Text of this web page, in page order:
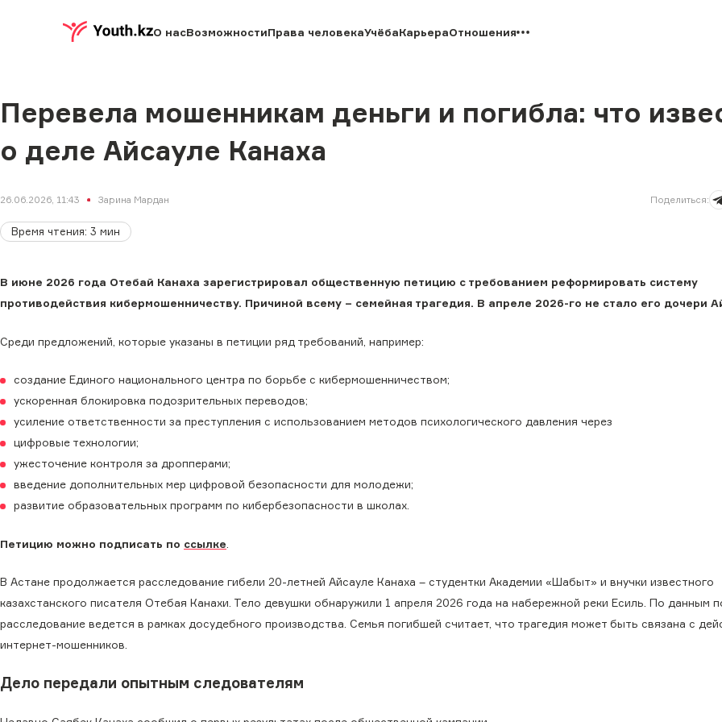
О насВозможностиПрава человекаУчёбаКарьераОтношения
Перевела мошенникам деньги и погибла: что
о деле Айсауле Канаха
26.06.2026, 11:43 Зарина Мардан Поделиться:
Время чтения: 3 мин
В июне 2026 года Отебай Канаха зарегистрировал общественную петицию с требованием реформировать систему
противодействия кибермошенничеству. Причиной всему – семейная трагедия. В апреле 2026-го не стало его дочери
Среди предложений, которые указаны в петиции ряд требований, например:
создание Единого национального центра по борьбе с кибермошенничеством;
ускоренная блокировка подозрительных переводов;
усиление ответственности за преступления с использованием методов психологического давления через
цифровые технологии;
ужесточение контроля за дропперами;
введение дополнительных мер цифровой безопасности для молодежи;
развитие образовательных программ по кибербезопасности в школах.
Петицию можно подписать по ссылке
В Астане продолжается расследование гибели 20-летней Айсауле Канаха – студентки Академии «Шабыт» и внучки известного
казахстанского писателя Отебая Канахи. Тело девушки обнаружили 1 апреля 2026 года на набережной реки Есиль. По данным
расследование ведется в рамках досудебного производства. Семья погибшей считает, что трагедия может быть связана с
интернет-мошенников.
Дело передали опытным следователям